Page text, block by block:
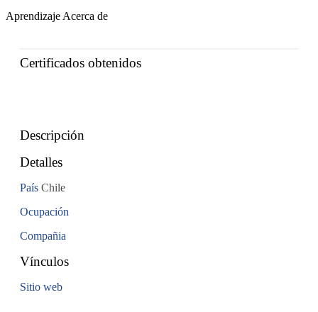
Aprendizaje Acerca de
Certificados obtenidos
Descripción
Detalles
País Chile
Ocupación
Compañia
Vínculos
Sitio web